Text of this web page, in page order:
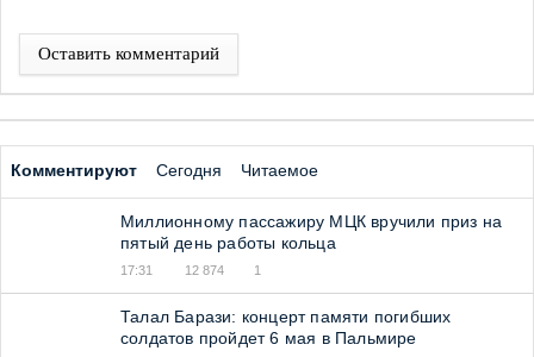
Оставить комментарий
Комментируют Сегодня Читаемое
Миллионному пассажиру МЦК вручили приз на
пятый день работы кольца
17:31 12 874 1
Талал Барази: концерт памяти погибших
солдатов пройдет 6 мая в Пальмире